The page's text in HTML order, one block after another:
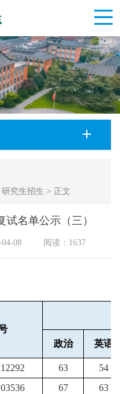
研究生招生 > 正文
名单公示（三）
04-08 阅读： 1637
政治
英语
63
54
67
63